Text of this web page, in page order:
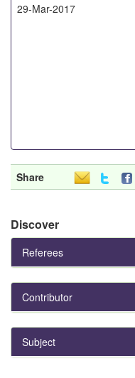
29-Mar-2017
Share
Discover
Referees
Contributor
Subject